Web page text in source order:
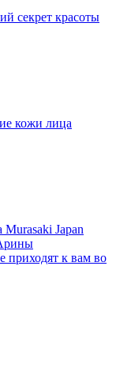
секрет красоты
кожи лица
Murasaki Japan
приходят к вам во